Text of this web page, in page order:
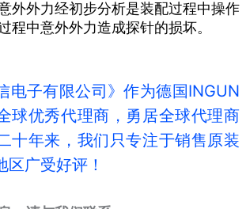
外外力经初步分析是装配过程中操作
程中意外外力造成探针的损坏。
电子有限公司》作为德国INGUN
球优秀代理商，勇居全球代理商
十年来，我们只专注于销售原装
广受好评！